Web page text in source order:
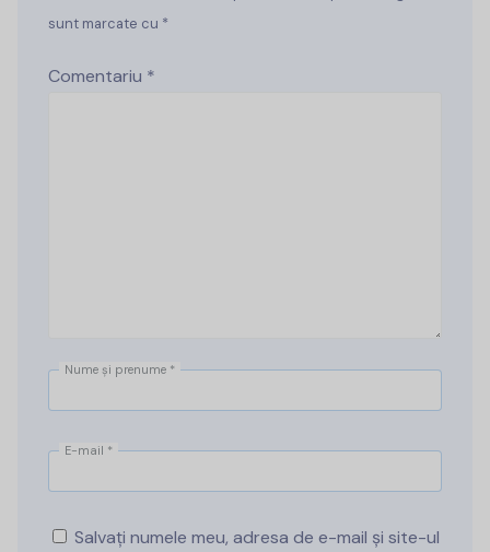
sunt marcate cu *
Comentariu *
Nume și prenume *
E-mail *
Salvați numele meu, adresa de e-mail și site-ul